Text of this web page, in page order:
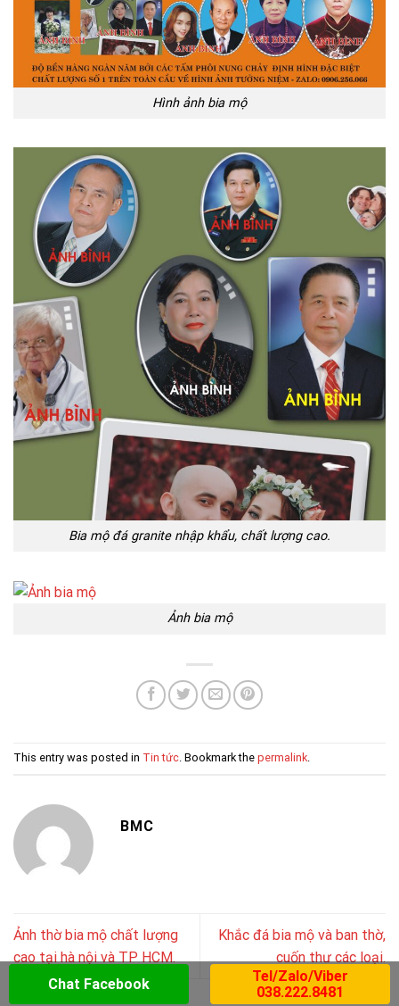
Hình ảnh bia mộ
Bia mộ đá granite nhập khẩu, chất lượng cao.
Ảnh bia mộ
This entry was posted in Tin tức. Bookmark the permalink.
BMC
Ảnh thờ bia mộ chất lượng
cao tại hà nội và TP HCM.
Khắc đá bia mộ và ban thờ,
cuốn thư các loại.
Chat Facebook
Tel/Zalo/Viber
038.222.8481